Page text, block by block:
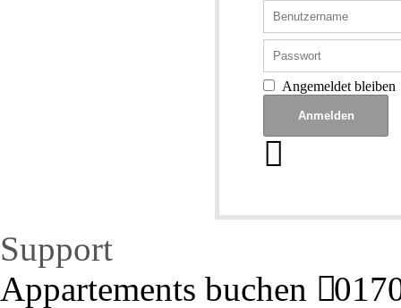
Angemeldet bleiben
Support
Appartements buchen